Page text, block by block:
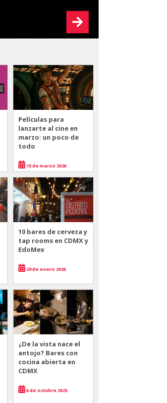
Películas para
lanzarte al cine en
marzo: un poco de
todo
15 de marzo 2026
10 bares de cerveza y
tap rooms en CDMX y
EdoMex
29 de enero 2026
¿De la vista nace el
antojo? Bares con
cocina abierta en
CDMX
6 de octubre 2025